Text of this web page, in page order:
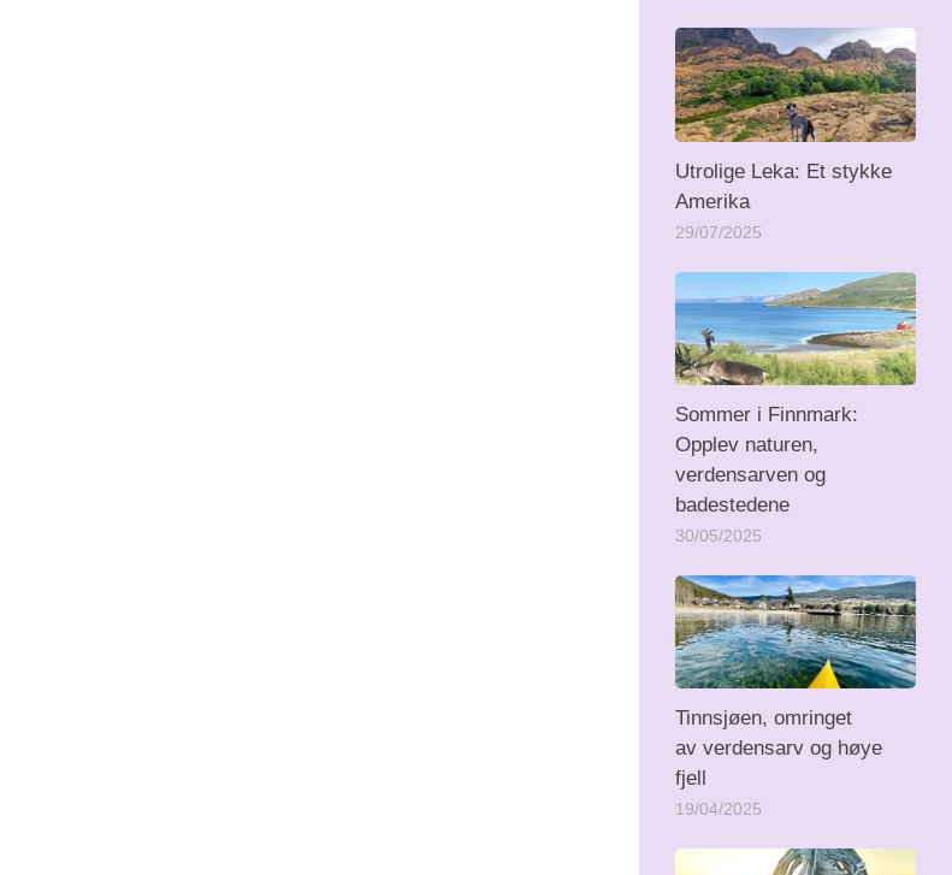
Utrolige Leka: Et stykke
Amerika
29/07/2025
Sommer i Finnmark:
Opplev naturen,
verdensarven og
badestedene
30/05/2025
Tinnsjøen, omringet
av verdensarv og høye
fjell
19/04/2025